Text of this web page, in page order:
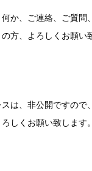
か、ご連絡、ご質問
方、よろしくお願い
は、非公開ですので
しくお願い致します。